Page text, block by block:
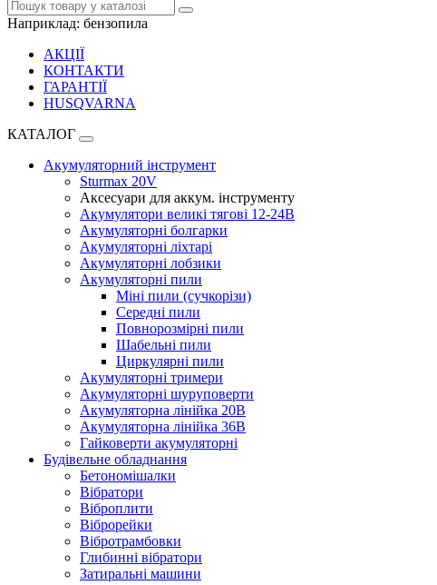
Наприклад: бензопила
АКЦІЇ
КОНТАКТИ
ГАРАНТІЇ
HUSQVARNA
КАТАЛОГ
Акумуляторний інструмент
Sturmax 20V
Аксесуари для аккум. інструменту
Акумулятори великі тягові 12-24В
Акумуляторні болгарки
Акумуляторні ліхтарі
Акумуляторні лобзики
Акумуляторні пили
Міні пили (сучкорізи)
Середні пили
Повнорозмірні пили
Шабельні пили
Циркулярні пили
Акумуляторні тримери
Акумуляторні шуруповерти
Акумуляторна лінійка 20В
Акумуляторна лінійка 36В
Гайковерти акумуляторні
Будівельне обладнання
Бетономішалки
Вібратори
Віброплити
Віброрейки
Вібротрамбовки
Глибинні вібратори
Затиральні машини